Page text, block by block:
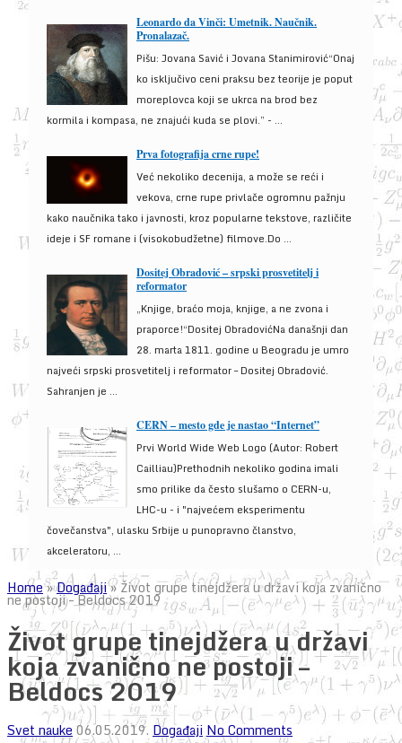
Leonardo da Vinči: Umetnik. Naučnik.
Pronalazač.
Pišu: Jovana Savić i Jovana Stanimirović“Onaj
ko isključivo ceni praksu bez teorije je poput
moreplovca koji se ukrca na brod bez
kormila i kompasa, ne znajući kuda se plovi.” - ...
Prva fotografija crne rupe!
Već nekoliko decenija, a može se reći i
vekova, crne rupe privlače ogromnu pažnju
kako naučnika tako i javnosti, kroz popularne tekstove, različite
ideje i SF romane i (visokobudžetne) filmove.Do ...
Dositej Obradović – srpski prosvetitelj i
reformator
„Knjige, braćo moja, knjige, a ne zvona i
praporce!“Dositej ObradovićNa današnji dan
28. marta 1811. godine u Beogradu je umro
najveći srpski prosvetitelj i reformator – Dositej Obradović.
Sahranjen je ...
CERN – mesto gde je nastao “Internet”
Prvi World Wide Web Logo (Autor: Robert
Cailliau)Prethodnih nekoliko godina imali
smo prilike da često slušamo o CERN-u,
LHC-u - i "najvećem eksperimentu
čovečanstva", ulasku Srbije u punopravno članstvo,
akceleratoru, ...
Home»Događaji»Život grupe tinejdžera u državi koja zvanično
ne postoji – Beldocs 2019
Život grupe tinejdžera u državi
koja zvanično ne postoji –
Beldocs 2019
Svet nauke 06.05.2019. Događaji No Comments